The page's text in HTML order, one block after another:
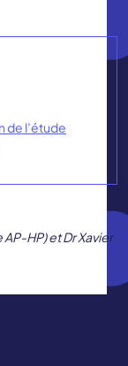
de l’étude
HP) et Dr Xavier